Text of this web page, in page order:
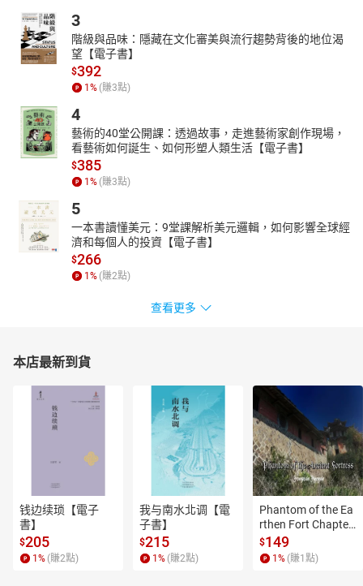
3
階級與品味：隱藏在文化審美與流行趨勢背後的地位渴
望【電子書】
$392
1 % (賺3點)
4
藝術的40堂公開課：透過故事，走進藝術家創作現場，
看藝術如何誕生、如何形塑人類生活【電子書】
$385
1 % (賺3點)
5
一本書讀懂美元：9堂課解析美元邏輯，如何影響全球經
濟和每個人的投資【電子書】
$266
1 % (賺2點)
查看更多
本店最新到貨
钱边续琐【電子
書】
$205
1 % (賺2點)
我与南水北调【電
子書】
$215
1 % (賺2點)
Phantom of the Ea
rthen Fort Chapter
4【有聲書】
$149
1 % (賺1 點)